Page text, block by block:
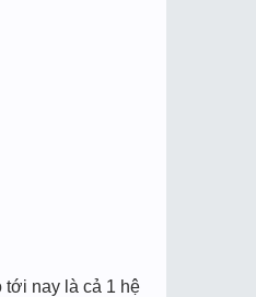
tới nay là cả 1 hệ